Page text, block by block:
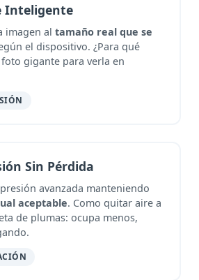
Inteligente
imagen al tamaño real que se
el dispositivo. ¿Para qué
gigante para verla en
Sin Pérdida
avanzada manteniendo
aceptable. Como quitar aire a
de plumas: ocupa menos,